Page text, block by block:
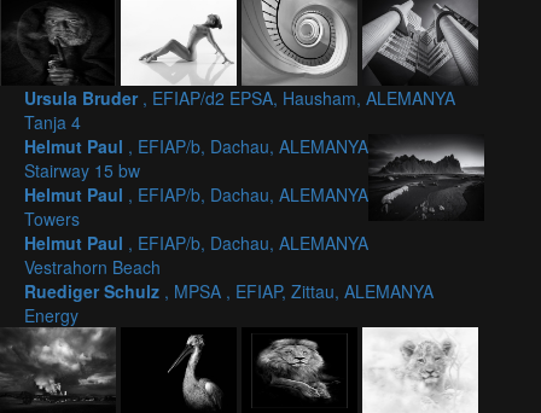
Ursula Bruder , EFIAP/d2 EPSA, Hausham, ALEMANYA
Tanja 4
Helmut Paul , EFIAP/b, Dachau, ALEMANYA
Stairway 15 bw
Helmut Paul , EFIAP/b, Dachau, ALEMANYA
Towers
Helmut Paul , EFIAP/b, Dachau, ALEMANYA
Vestrahorn Beach
Ruediger Schulz , MPSA , EFIAP, Zittau, ALEMANYA
Energy